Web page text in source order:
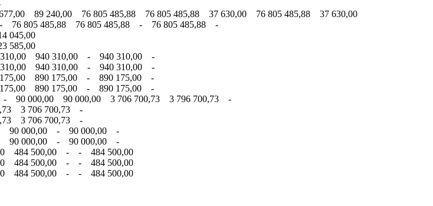
89 240,00 76 805 485,88 76 805 485,88 37 630,00 76 805 485,88 37 630,00
76 805 485,88 76 805 485,88 - 76 805 485,88 -
045,00
585,00
940 310,00 - 940 310,00 -
940 310,00 - 940 310,00 -
890 175,00 - 890 175,00 -
890 175,00 - 890 175,00 -
- 90 000,00 90 000,00 3 706 700,73 3 796 700,73 -
3 706 700,73 -
3 706 700,73 -
90 000,00 - 90 000,00 -
90 000,00 - 90 000,00 -
484 500,00 - - 484 500,00
484 500,00 - - 484 500,00
484 500,00 - - 484 500,00